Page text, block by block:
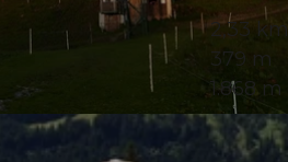
2,33 km
379 m
1.868 m